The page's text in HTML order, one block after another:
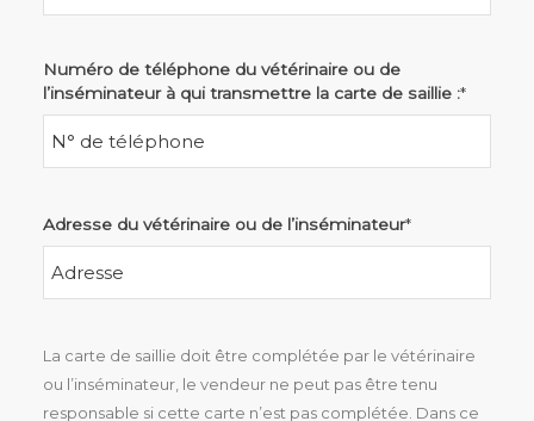
Numéro de téléphone du vétérinaire ou de
l’inséminateur à qui transmettre la carte de saillie :*
Adresse du vétérinaire ou de l’inséminateur*
La carte de saillie doit être complétée par le vétérinaire
ou l’inséminateur, le vendeur ne peut pas être tenu
responsable si cette carte n’est pas complétée. Dans ce